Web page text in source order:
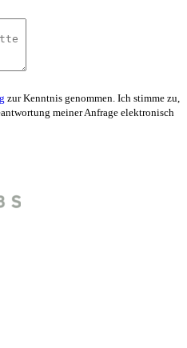
zur Kenntnis genommen. Ich stimme zu,
meiner Anfrage elektronisch